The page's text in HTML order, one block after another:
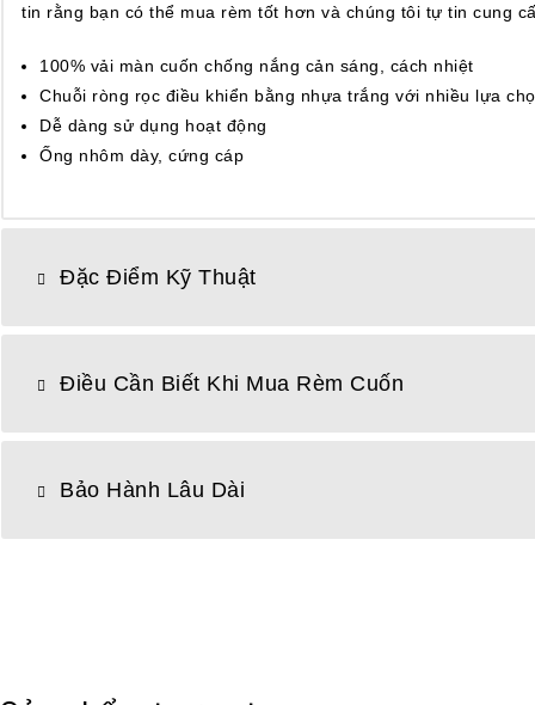
tin rằng bạn có thể mua rèm tốt hơn và chúng tôi tự tin cung
100% vải màn cuốn chống nắng cản sáng, cách nhiệt
Chuỗi ròng rọc điều khiển bằng nhựa trắng với nhiều lựa
Dễ dàng sử dụng hoạt động
Ống nhôm dày, cứng cáp
Đặc Điểm Kỹ Thuật
Điều Cần Biết Khi Mua Rèm Cuốn
Bảo Hành Lâu Dài